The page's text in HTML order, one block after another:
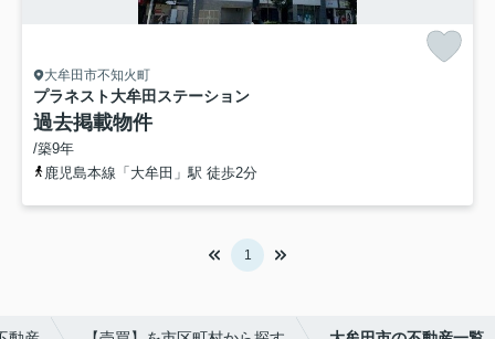
大牟田市不知火町
プラネスト大牟田ステーション
過去掲載物件
/築9年
鹿児島本線「大牟田」駅 徒歩2分
1